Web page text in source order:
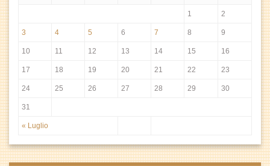
« Luglio
1 2
3 4 5 6 7 8 9
10 11 12 13 14 15 16
17 18 19 20 21 22 23
24 25 26 27 28 29 30
31